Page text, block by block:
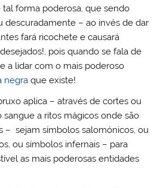
forma poderosa, que sendo
descuradamente – ao invés de dar
fará ricochete e causará
pois quando se fala de
a lidar com o mais poderoso
negra que existe!
aplica – através de cortes ou
a ritos mágicos onde são
– sejam símbolos salomónicos, ou
ou símbolos infernais – para
as mais poderosas entidades